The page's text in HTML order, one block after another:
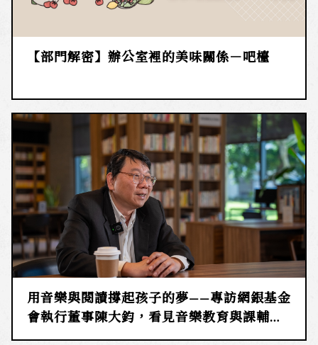
【部門解密】辦公室裡的美味關係－吧檯
用音樂與閱讀撐起孩子的夢——專訪網銀基金
會執行董事陳大鈞，看見音樂教育與課輔背
後的真實與堅定